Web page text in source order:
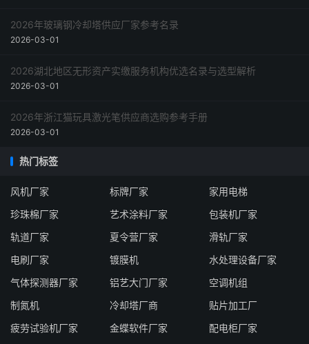
2026年玻璃钢冷却塔供应厂家参考名录
2026-03-01
2026湖北地区无形资产实缴服务机构优选名录与选型解析
2026-03-01
2026年浙江猫玩具激光笔供应商选购参考手册
2026-03-01
热门标签
风机厂家 标牌厂家
家用电梯
珍珠棉厂家
艺术涂料厂家
包装机厂家
轨道厂家
夏令营厂家
滑轨厂家
电刷厂家
镀膜机
水处理设备厂家
气体探测器厂家
铝艺大门厂家
空调机组
制氮机
冷却塔厂商
贴片加工厂
疲劳试验机厂家
金蝶软件厂家 配电柜厂家